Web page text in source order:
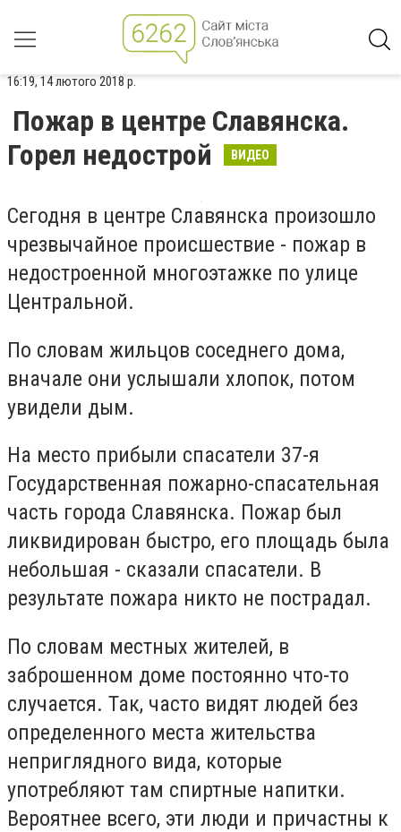
16:19, 14 лютого 2018 р.
Пожар в центре Славянска.
Горел недострой
ВИДЕО
Сегодня в центре Славянска произошло
чрезвычайное происшествие - пожар в
недостроенной многоэтажке по улице
Центральной.
По словам жильцов соседнего дома,
вначале они услышали хлопок, потом
увидели дым.
На место прибыли спасатели 37-я
Государственная пожарно-спасательная
часть города Славянска. Пожар был
ликвидирован быстро, его площадь была
небольшая - сказали спасатели. В
результате пожара никто не пострадал.
По словам местных жителей, в
заброшенном доме постоянно что-то
случается. Так, часто видят людей без
определенного места жительства
неприглядного вида, которые
употребляют там спиртные напитки.
Вероятнее всего, эти люди и причастны к